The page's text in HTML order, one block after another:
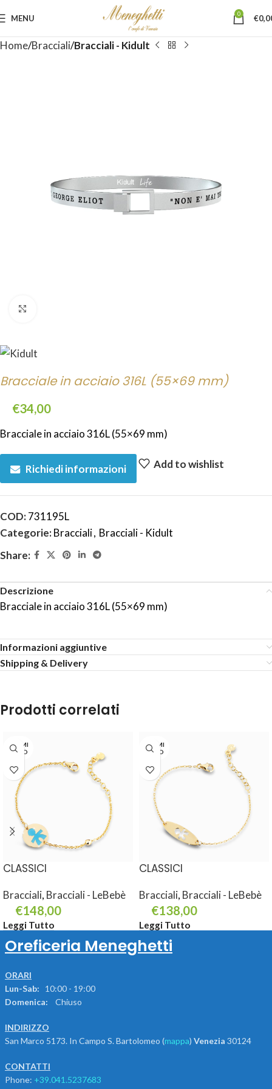
MENU 0 €
Home Bracciali Bracciali - Kidult
Bracciale in acciaio 316L (55×69 mm)
€34,00
Bracciale in acciaio 316L (55×69 mm)
Richiedi informazioni Add to wishlist
COD:731195L
Categorie:Bracciali, Bracciali - Kidult
Share:
Descrizione
Bracciale in acciaio 316L (55×69 mm)
Informazioni aggiuntive
Shipping & Delivery
Prodotti correlati
TERMI
NATO
CLASSICI
Bracciali, Bracciali - LeBebè
€148,00
Leggi Tutto
TERMI
NATO
CLASSICI
Bracciali, Bracciali - LeBebè
€138,00
Leggi Tutto
Oreficeria Meneghetti
ORARI
Lun-Sab: 10:00 - 19:00
Domenica:
Chiuso
INDIRIZZO
San Marco 5173. In Campo S. Bartolomeo (mappa) Venezia 30124
CONTATTI
Phone: +39.041.5237683